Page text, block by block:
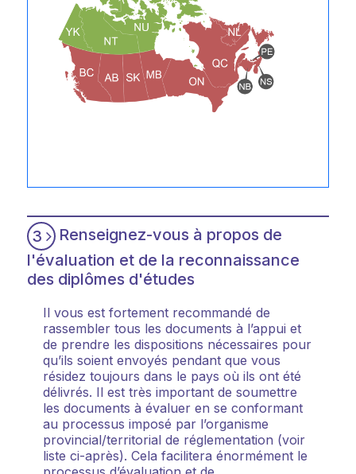
3
Renseignez-vous à propos de
l'évaluation et de la reconnaissance
des diplômes d'études
Il vous est fortement recommandé de
rassembler tous les documents à l’appui et
de prendre les dispositions nécessaires pour
qu’ils soient envoyés pendant que vous
résidez toujours dans le pays où ils ont été
délivrés. Il est très important de soumettre
les documents à évaluer en se conformant
au processus imposé par l’organisme
provincial/territorial de réglementation (voir
liste ci-après). Cela facilitera énormément le